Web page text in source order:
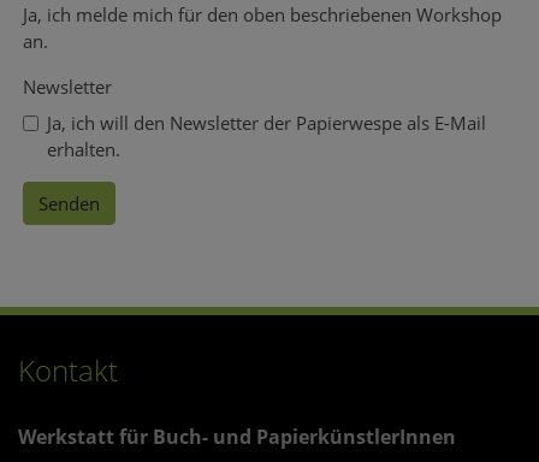
Ja, ich melde mich für den oben beschriebenen Workshop
an.
Newsletter
Ja, ich will den Newsletter der Papierwespe als E-Mail
erhalten.
Kontakt
Werkstatt für Buch- und PapierkünstlerInnen